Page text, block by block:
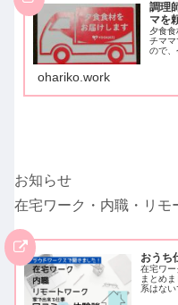
調理
マを
夕食
チママ
ので、
自体
ohariko.work
お知らせ
在宅ワーク・内職・リモ
おうち
在宅ワ
まとめ
系はな